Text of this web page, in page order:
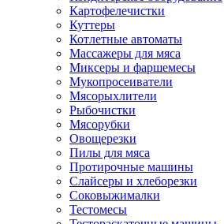
Картофелечистки
Куттеры
Котлетные автоматы
Массажеры для мяса
Миксеры и фаршемесы
Мукопросеиватели
Мясорыхлители
Рыбочистки
Мясорубки
Овощерезки
Пилы для мяса
Протирочные машины
Слайсеры и хлеборезки
Соковыжималки
Тестомесы